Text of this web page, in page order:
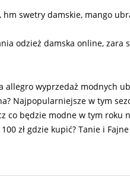
hm swetry damskie, mango
odzież damska online,
allegro wyprzedaż modnych
Najpopularniejsze w tym
co będzie modne w tym roku
zł gdzie kupić? Tanie i